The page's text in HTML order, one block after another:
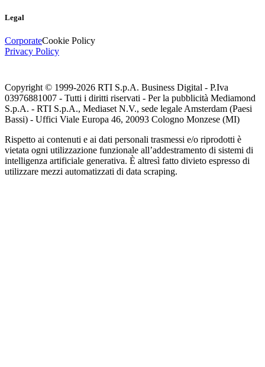
Legal
CorporateCookie Policy
Privacy Policy
Copyright © 1999-2026 RTI S.p.A. Business Digital - P.Iva
03976881007 - Tutti i diritti riservati - Per la pubblicità Mediamond
S.p.A. - RTI S.p.A., Mediaset N.V., sede legale Amsterdam (Paesi
Bassi) - Uffici Viale Europa 46, 20093 Cologno Monzese (MI)
Rispetto ai contenuti e ai dati personali trasmessi e/o riprodotti è
vietata ogni utilizzazione funzionale all’addestramento di sistemi di
intelligenza artificiale generativa. È altresì fatto divieto espresso di
utilizzare mezzi automatizzati di data scraping.